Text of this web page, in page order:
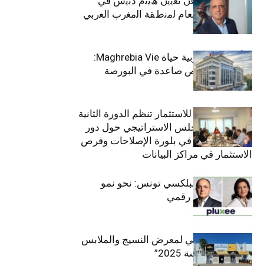
ﻣﻧﺻب اﻟﻣدﯾر اﻟﻌﺎم ﻟﻣﻧطﻘﺔ اﻟﻣﻐرب اﻟﻌرﺑﻲ
وﻏرب أﻓرﯾﻘﯾﺎ
التأمينات المغربية حياة Maghrebia Vie:
فاعل رائد بفرص صاعدة في البورصة
(+34.8%)
الهيئة التونسية للاستثمار تنظم الدورة الثانية
والعشرين للمجلس الاستراتيجي حول دور
القطاع الخاص في بلورة الإصلاحات وفرص
الاستثمار في مراكز البيانات
قيادة مزدوجة لبلكسي تونس: نحو نمو
متسارع وتحول رقمي
الافتتاح الرسمي لمعرض النسيج والملابس
“إنترتكس سوسة 2025”